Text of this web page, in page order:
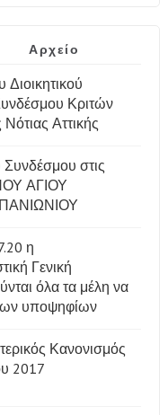
Αρχείο
Κριτών
Αττικής
στις
ΑΓΙΟΥ
η
Γενική
όλα τα μέλη να
υποψηφίων
Κανονισμός
2017